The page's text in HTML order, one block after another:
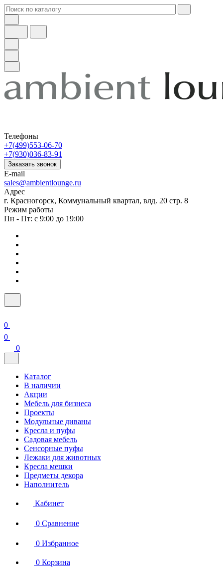
Телефоны
+7(499)553-06-70
+7(930)036-83-91
Заказать звонок
E-mail
sales@ambientlounge.ru
Адрес
г. Красногорск, Коммунальный квартал, влд. 20 стр. 8
Режим работы
Пн - Пт: с 9:00 до 19:00
0
0
0
Каталог
В наличии
Акции
Мебель для бизнеса
Проекты
Модульные диваны
Кресла и пуфы
Садовая мебель
Сенсорные пуфы
Лежаки для животных
Кресла мешки
Предметы декора
Наполнитель
Кабинет
0 Сравнение
0 Избранное
0 Корзина